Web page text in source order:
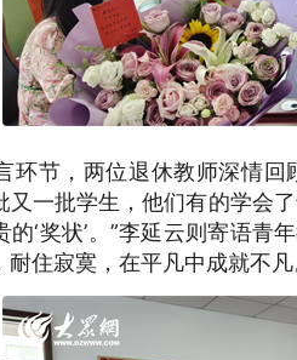
环节，两位退休教师深情
又一批学生，他们有的学会
的‘奖状’。”李延云则寄语
耐住寂寞，在平凡中成就不